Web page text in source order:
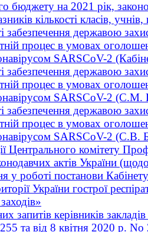
бюджету на 2021 рік,
кількості класів,
державою
процес в умовах
SARSCoV-2
державою
процес в умовах
SARSCoV-2 (С.М.
державою
процес в умовах
SARSCoV-2 (С.В.
комітету
актів України
у роботі постанови
України гострої
запитів керівників
та від 8 квітня 2020 р.